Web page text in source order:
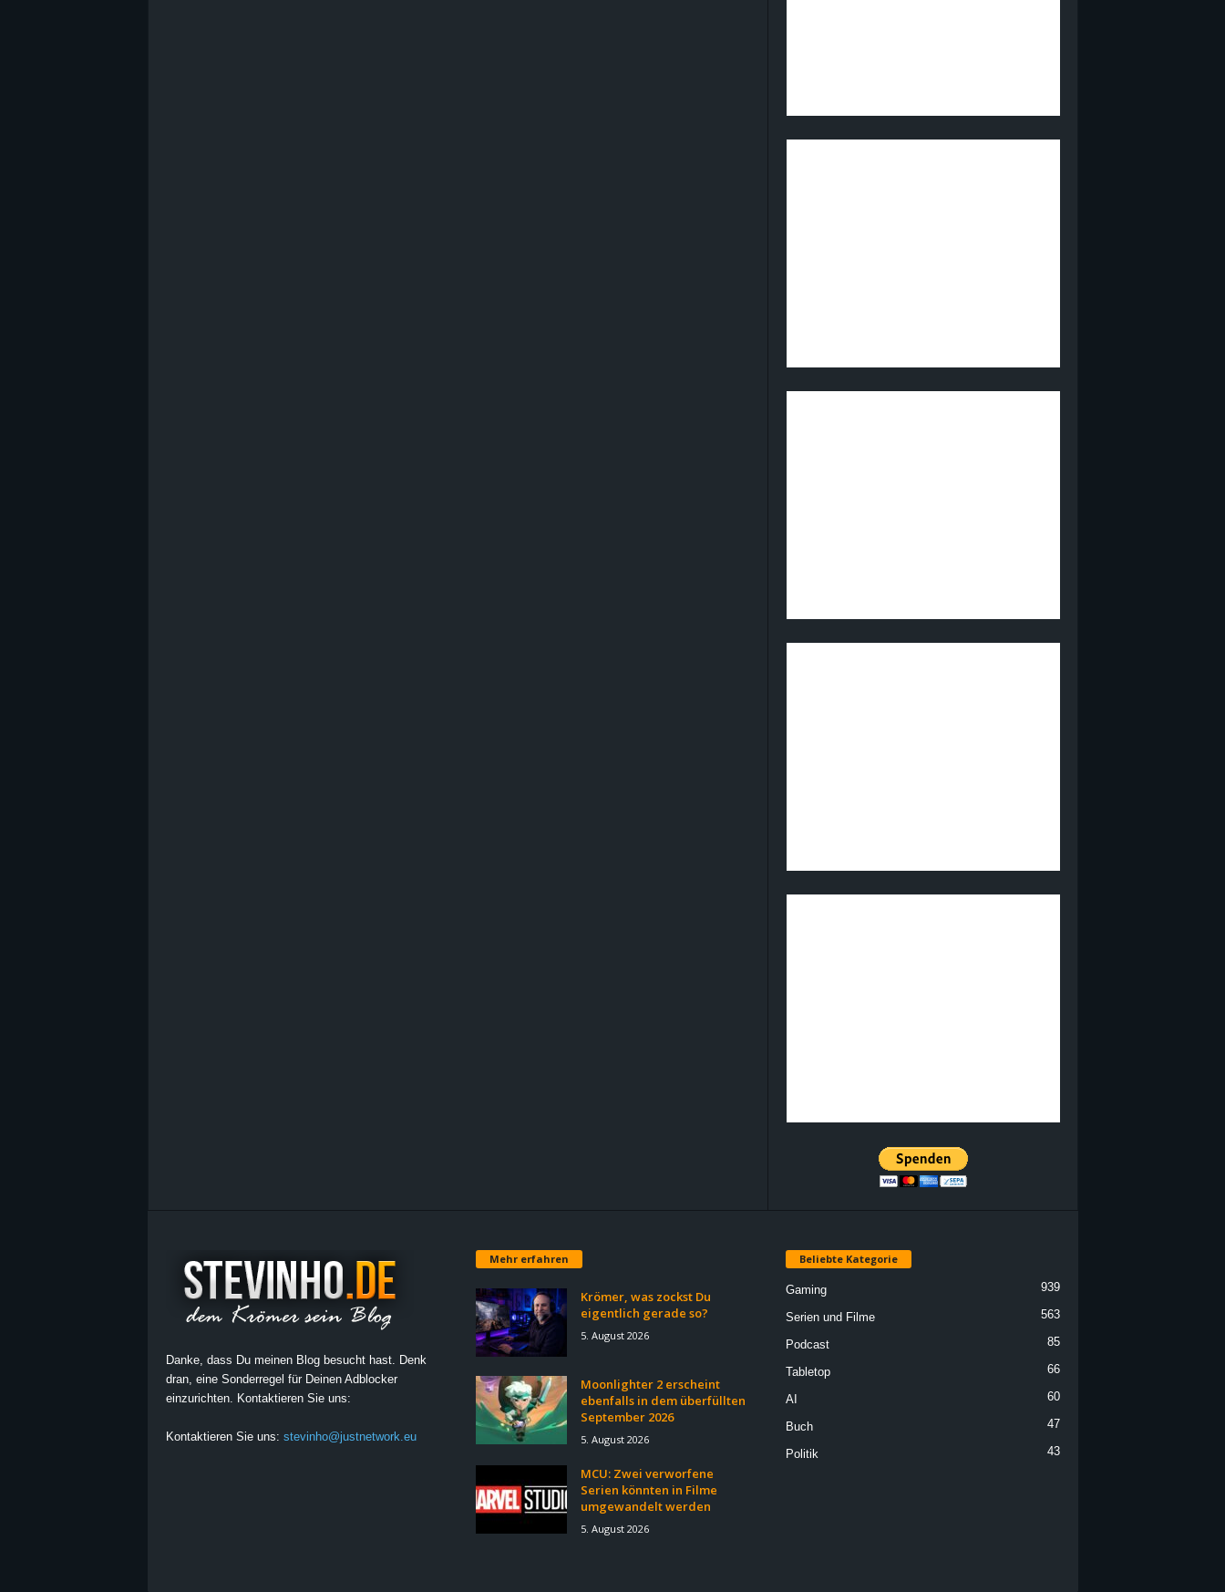
Danke, dass Du meinen Blog besucht hast. Denk
dran, eine Sonderregel für Deinen Adblocker
einzurichten. Kontaktieren Sie uns:
Kontaktieren Sie uns: stevinho@justnetwork.eu
Mehr erfahren
Krömer, was zockst Du
eigentlich gerade so?
5. August 2026
Moonlighter 2 erscheint
ebenfalls in dem überfüllten
September 2026
5. August 2026
MCU: Zwei verworfene
Serien könnten in Filme
umgewandelt werden
5. August 2026
Beliebte Kategorie
Gaming 939
Serien und Filme 563
Podcast 85
Tabletop 66
AI 60
Buch 47
Politik 43